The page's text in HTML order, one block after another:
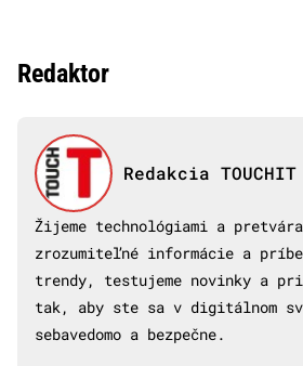
Redaktor
Redakcia TOUCHIT
Žijeme technológiami a
zrozumiteľné informácie a
trendy, testujeme novinky a
tak, aby ste sa v digitálnom
sebavedomo a bezpečne.